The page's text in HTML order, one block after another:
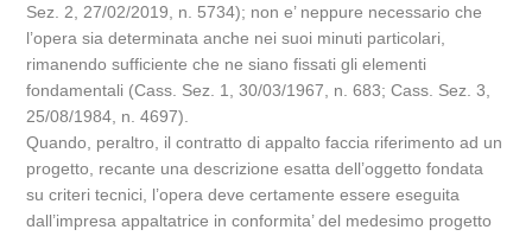
Sez. 2, 27/02/2019, n. 5734); non e’ neppure necessario che
l’opera sia determinata anche nei suoi minuti particolari,
rimanendo sufficiente che ne siano fissati gli elementi
fondamentali (Cass. Sez. 1, 30/03/1967, n. 683; Cass. Sez. 3,
25/08/1984, n. 4697).
Quando, peraltro, il contratto di appalto faccia riferimento ad un
progetto, recante una descrizione esatta dell’oggetto fondata
su criteri tecnici, l’opera deve certamente essere eseguita
dall’impresa appaltatrice in conformita’ del medesimo progetto